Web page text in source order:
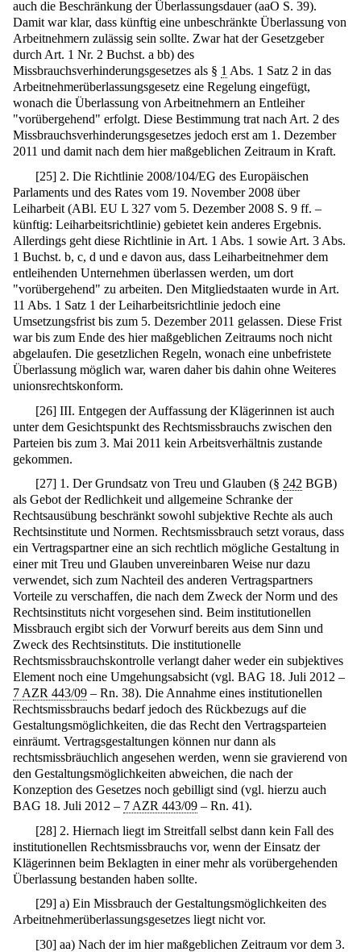
auch die Beschränkung der Überlassungsdauer (aaO S. 39).
Damit war klar, dass künftig eine unbeschränkte Überlassung von
Arbeitnehmern zulässig sein sollte. Zwar hat der Gesetzgeber
durch Art. 1 Nr. 2 Buchst. a bb) des
Missbrauchsverhinderungsgesetzes als § 1 Abs. 1 Satz 2 in das
Arbeitnehmerüberlassungsgesetz eine Regelung eingefügt,
wonach die Überlassung von Arbeitnehmern an Entleiher
"vorübergehend" erfolgt. Diese Bestimmung trat nach Art. 2 des
Missbrauchsverhinderungsgesetzes jedoch erst am 1. Dezember
2011 und damit nach dem hier maßgeblichen Zeitraum in Kraft.
[25] 2. Die Richtlinie 2008/104/EG des Europäischen
Parlaments und des Rates vom 19. November 2008 über
Leiharbeit (ABl. EU L 327 vom 5. Dezember 2008 S. 9 ff. –
künftig: Leiharbeitsrichtlinie) gebietet kein anderes Ergebnis.
Allerdings geht diese Richtlinie in Art. 1 Abs. 1 sowie Art. 3 Abs.
1 Buchst. b, c, d und e davon aus, dass Leiharbeitnehmer dem
entleihenden Unternehmen überlassen werden, um dort
"vorübergehend" zu arbeiten. Den Mitgliedstaaten wurde in Art.
11 Abs. 1 Satz 1 der Leiharbeitsrichtlinie jedoch eine
Umsetzungsfrist bis zum 5. Dezember 2011 gelassen. Diese Frist
war bis zum Ende des hier maßgeblichen Zeitraums noch nicht
abgelaufen. Die gesetzlichen Regeln, wonach eine unbefristete
Überlassung möglich war, waren daher bis dahin ohne Weiteres
unionsrechtskonform.
[26] III. Entgegen der Auffassung der Klägerinnen ist auch
unter dem Gesichtspunkt des Rechtsmissbrauchs zwischen den
Parteien bis zum 3. Mai 2011 kein Arbeitsverhältnis zustande
gekommen.
[27] 1. Der Grundsatz von Treu und Glauben (§ 242 BGB)
als Gebot der Redlichkeit und allgemeine Schranke der
Rechtsausübung beschränkt sowohl subjektive Rechte als auch
Rechtsinstitute und Normen. Rechtsmissbrauch setzt voraus, dass
ein Vertragspartner eine an sich rechtlich mögliche Gestaltung in
einer mit Treu und Glauben unvereinbaren Weise nur dazu
verwendet, sich zum Nachteil des anderen Vertragspartners
Vorteile zu verschaffen, die nach dem Zweck der Norm und des
Rechtsinstituts nicht vorgesehen sind. Beim institutionellen
Missbrauch ergibt sich der Vorwurf bereits aus dem Sinn und
Zweck des Rechtsinstituts. Die institutionelle
Rechtsmissbrauchskontrolle verlangt daher weder ein subjektives
Element noch eine Umgehungsabsicht (vgl. BAG 18. Juli 2012 –
7 AZR 443/09 – Rn. 38). Die Annahme eines institutionellen
Rechtsmissbrauchs bedarf jedoch des Rückbezugs auf die
Gestaltungsmöglichkeiten, die das Recht den Vertragsparteien
einräumt. Vertragsgestaltungen können nur dann als
rechtsmissbräuchlich angesehen werden, wenn sie gravierend von
den Gestaltungsmöglichkeiten abweichen, die nach der
Konzeption des Gesetzes noch gebilligt sind (vgl. hierzu auch
BAG 18. Juli 2012 – 7 AZR 443/09 – Rn. 41).
[28] 2. Hiernach liegt im Streitfall selbst dann kein Fall des
institutionellen Rechtsmissbrauchs vor, wenn der Einsatz der
Klägerinnen beim Beklagten in einer mehr als vorübergehenden
Überlassung bestanden haben sollte.
[29] a) Ein Missbrauch der Gestaltungsmöglichkeiten des
Arbeitnehmerüberlassungsgesetzes liegt nicht vor.
[30] aa) Nach der im hier maßgeblichen Zeitraum vor dem 3.